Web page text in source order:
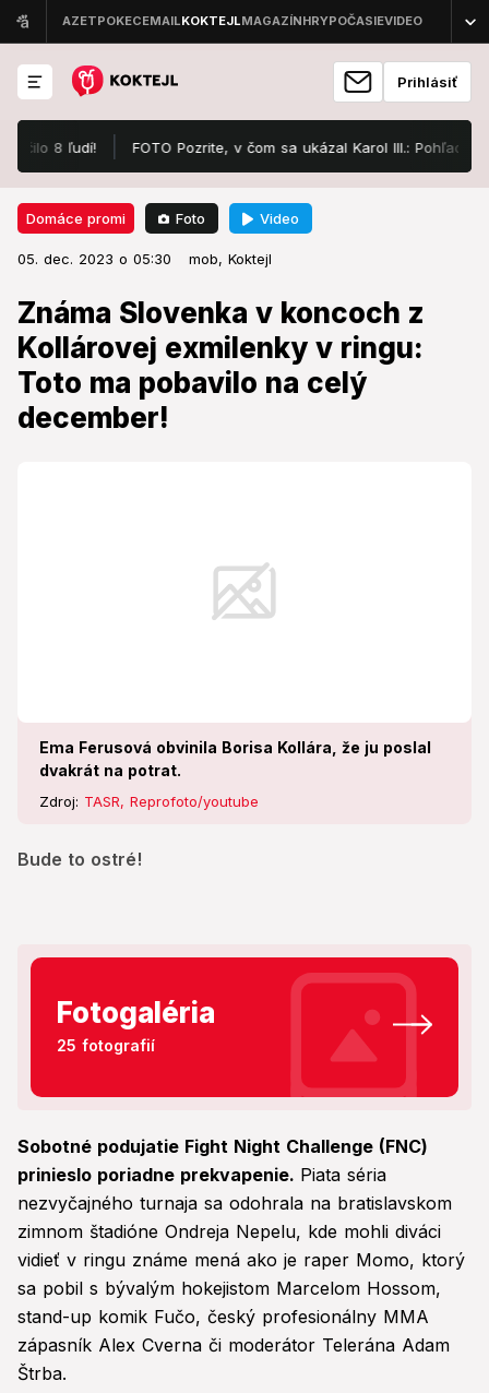
Prihlásiť
8 ľudí! FOTO Pozrite, v čom sa ukázal Karol III.: Pohľad vám
Domáce promi Foto Video
05. dec. 2023 o 05:30 mob, Koktejl
Známa Slovenka v koncoch z
Kollárovej exmilenky v ringu:
Toto ma pobavilo na celý
december!
Ema Ferusová obvinila Borisa Kollára, že ju poslal
dvakrát na potrat.
Zdroj: TASR, Reprofoto/youtube
Bude to ostré!
Domáce promi 05. dec. 2023 o 05:30
Známa Slovenka v koncoch z
Kollárovej exmilenky v ringu: Toto
ma pobavilo na celý december!
Bude to ostré!
Fotogaléria
25 fotografií
Sobotné podujatie Fight Night Challenge (FNC)
prinieslo poriadne prekvapenie. Piata séria
nezvyčajného turnaja sa odohrala na bratislavskom
zimnom štadióne Ondreja Nepelu, kde mohli diváci
vidieť v ringu známe mená ako je raper Momo, ktorý
sa pobil s bývalým hokejistom Marcelom Hossom,
stand-up komik Fučo, český profesionálny MMA
zápasník Alex Cverna či moderátor Telerána Adam
Štrba.